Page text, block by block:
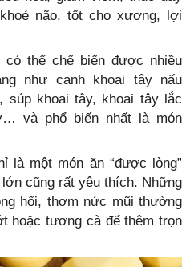
não, tốt cho xương, lợi
có thể chế biến được nhiều
như canh khoai tây nấu
súp khoai tây, khoai tây lắc
và phổ biến nhất là món
là một món ăn “được lòng”
cũng rất yêu thích. Những
hổi, thơm nức mũi thường
hoặc tương cà để thêm trọn